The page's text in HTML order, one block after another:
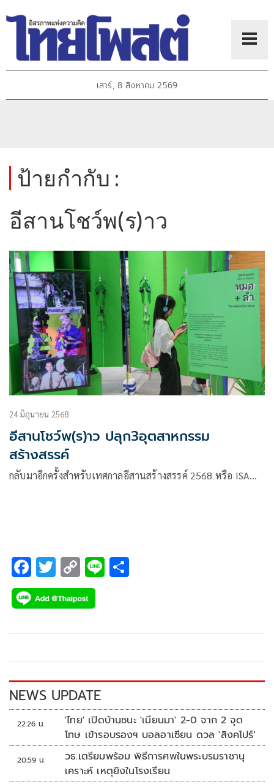
เสาร์, 8 สิงหาคม 2569
ป้ายกำกับ :
อีสานโชว์พ(ร)าว
24 มิถุนายน 2568
อีสานโชว์พ(ร)าว ปลุก3อุตสาหกรรม
สร้างสรรค์
กลับมาอีกครั้งสำหรับเทศกาลอีสานสร้างสรรค์ 2568 หรือ ISA…
F
ac
e
k
T
wi
tt
C
o
p
k
Li
NEWS UPDATE
22:26 น.
'ไทย' เปิดบ้านชนะ 'เมียนมา' 2-0 จาก 2 จุด
โทษ เข้ารอบรองฯ บอลอาเซียน ดวล 'สิงคโปร์'
20:59 น.
วธ.เตรียมพร้อม พิธีการศพในพระบรมราชานุ
เคราะห์ เหตุยิงในโรงเรียน